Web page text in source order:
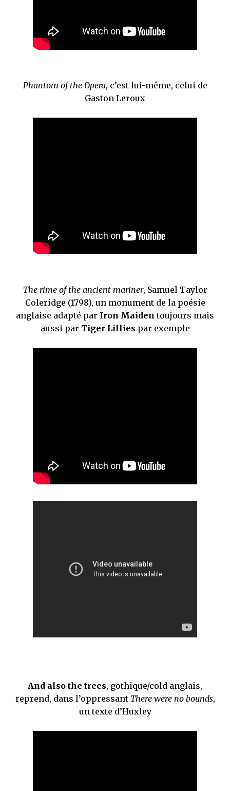
Phantom of the Opera, c’est lui-même, celui de
Gaston Leroux
The rime of the ancient mariner, Samuel Taylor
Coleridge (1798), un monument de la poésie
anglaise adapté par Iron Maiden toujours mais
aussi par Tiger Lillies par exemple
And also the trees, gothique/cold anglais,
reprend, dans l’oppressant There were no bounds,
un texte d’Huxley